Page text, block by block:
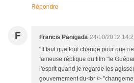
Répondre
F Francis Panigada 24/10/2012
"Il faut que tout change pour que
fameuse réplique du film "le
l'esprit quand je regarde les
gouvernement du<br />